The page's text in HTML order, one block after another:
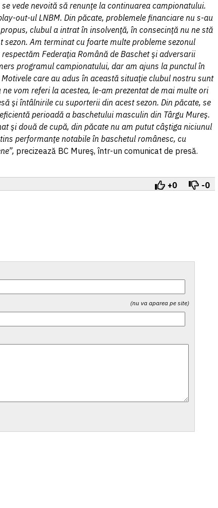
1 RSD= 0.0425 RON
1 RUB
= 0.0530 RON
1 SEK
= 0.4526 RON
1 TRY= 0.1141 RON
1 UAH= 0.1048 RON
1 XDR= 5.9383 RON
1 ZAR
= 0.2318 RON
vede nevoită să renunţe la continuarea campionatului.
out-ul LNBM. Din păcate, problemele financiare nu s-au
clubul a intrat în insolvenţă, în consecinţă nu ne stă
Am terminat cu foarte multe probleme sezonul
Federaţia Română de Baschet şi adversarii
programul campionatului, dar am ajuns la punctul în
care au adus în această situaţie clubul nostru sunt
vom referi la acestea, le-am prezentat de mai multe ori
şi întâlnirile cu suporterii din acest sezon. Din păcate, se
perioadă a baschetului masculin din Târgu Mureş.
şi două de cupă, din păcate nu am putut câştiga niciunul
performanţe notabile în baschetul românesc, cu
precizează BC Mureş, într-un comunicat de presă.
+0 -0
(nu va aparea pe site)